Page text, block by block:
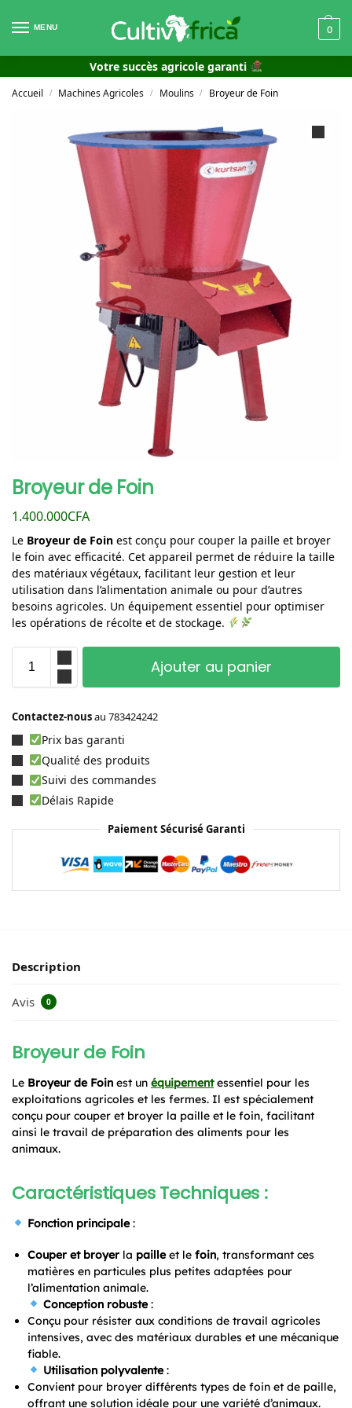
MENU 0
Votre succès agricole garanti
Accueil / Machines Agricoles / Moulins / Broyeur de Foin
Broyeur de Foin
1.400.000CFA
Le Broyeur de Foin est conçu pour couper la paille et broyer
le foin avec efficacité. Cet appareil permet de réduire la taille
des matériaux végétaux, facilitant leur gestion et leur
utilisation dans l’alimentation animale ou pour d’autres
besoins agricoles. Un équipement essentiel pour optimiser
les opérations de récolte et de stockage.
Ajouter au panier
Contactez-nousau 783424242
Prix bas garanti
Qualité des produits
Suivi des commandes
Délais Rapide
Paiement Sécurisé Garanti
Description
Avis 0
Broyeur de Foin
Le Broyeur de Foin est un équipementessentiel pour les
exploitations agricoles et les fermes. Il est spécialement
conçu pour couper et broyer la paille et le foin, facilitant
ainsi le travail de préparation des aliments pour les
animaux.
Caractéristiques Techniques :
Fonction principale:
Couper et broyer la pailleet le foin, transformant ces
matières en particules plus petites adaptées pour
l’alimentation animale.
Conception robuste:
Conçu pour résister aux conditions de travail agricoles
intensives, avec des matériaux durables et une mécanique
fiable.
Utilisation polyvalente:
Convient pour broyer différents types de foin et de paille,
offrant une solution idéale pour une variété d’animaux.